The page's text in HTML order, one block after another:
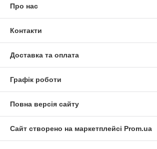
Про нас
Контакти
Доставка та оплата
Графік роботи
Повна версія сайту
Сайт створено на маркетплейсі Prom.ua